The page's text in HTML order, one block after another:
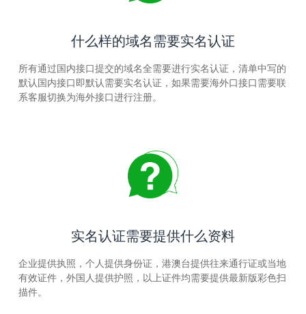
什么样的域名需要实名认证
所有通过国内接口提交的域名全需要进行实名认证，清单中写的
默认国内接口即默认需要实名认证，如果需要海外口接口需要联
系客服切换为海外接口进行注册。
实名认证需要提供什么资料
企业提供执照，个人提供身份证，港澳台提供往来通行证或当地
有效证件，外国人提供护照，以上证件均需要提供最新版彩色扫
描件。